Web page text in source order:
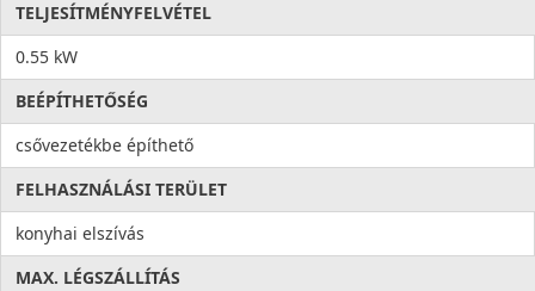
TELJESÍTMÉNYFELVÉTEL
0.55 kW
BEÉPÍTHETŐSÉG
csővezetékbe építhető
FELHASZNÁLÁSI TERÜLET
konyhai elszívás
MAX. LÉGSZÁLLÍTÁS